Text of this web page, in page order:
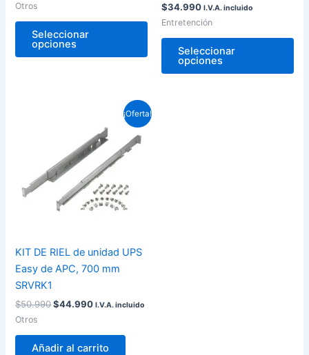
Otros
Seleccionar
opciones
página
producto
$34.990 I.V.A. incluido
Entretención
Seleccionar
opciones
¡Oferta!
KIT DE RIEL de unidad UPS
Easy de APC, 700 mm
SRVRK1
$50.990
$50.990.
$44.990
actual
es:
$44.990.
I.V.A. incluido
Otros
Añadir al carrito